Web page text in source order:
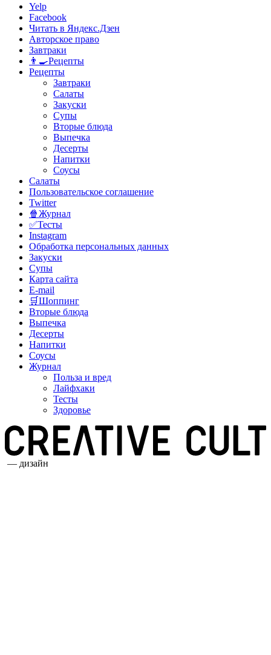
Yelp
Facebook
Читать в Яндекс.Дзен
Авторское право
Завтраки
👨‍🍳Рецепты
Рецепты
Завтраки
Салаты
Закуски
Супы
Вторые блюда
Выпечка
Десерты
Напитки
Соусы
Салаты
Пользовательское соглашение
Twitter
🍿Журнал
✅Тесты
Instagram
Обработка персональных данных
Закуски
Супы
Карта сайта
E-mail
🛒Шоппинг
Вторые блюда
Выпечка
Десерты
Напитки
Соусы
Журнал
Польза и вред
Лайфхаки
Тесты
Здоровье
— дизайн